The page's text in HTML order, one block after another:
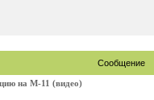
Сообщение
на М-11 (видео)